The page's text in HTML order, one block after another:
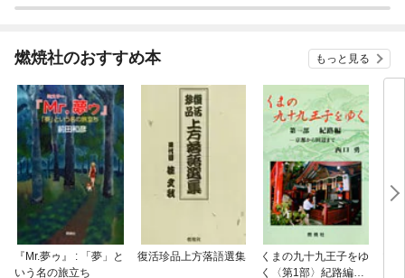
燃焼社のおすすめ本 もっと見る
『Mr.夢ゥ』 : 「夢」と
いう名の旅立ち
復活珍品上方落語選集
くまの九十九王子をゆ
く〈第1部〉紀路編―